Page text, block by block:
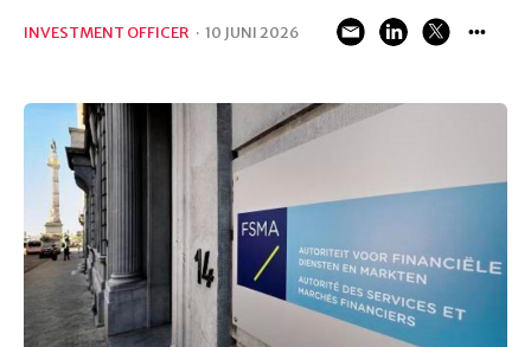
INVESTMENT OFFICER · 10 JUNI 2026